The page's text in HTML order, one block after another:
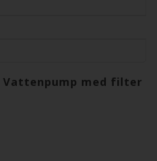
Vattenpump med filter